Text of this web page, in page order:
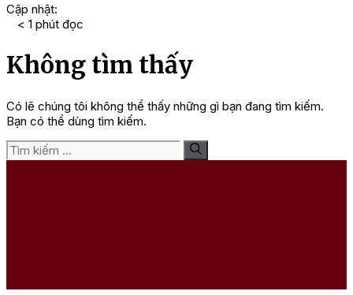
Cập nhật:
< 1 phút đọc
Không tìm thấy
Có lẽ chúng tôi không thể thấy những gì bạn đang tìm kiếm.
Bạn có thể dùng tìm kiếm.
Tìm
kiếm